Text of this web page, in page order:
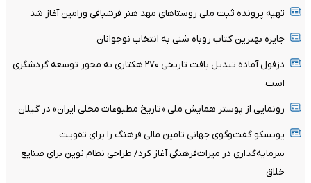
تهیه پرونده ثبت ملی روستاهای مهد هنر فرشبافی ورامین آغاز شد
جایزه بهترین کتاب روباه شنی به انتخاب نوجوانان
دزفول آماده تبدیل بافت تاریخی ۲۷۰ هکتاری به محور توسعه گردشگری
است
رونمایی از پوستر همایش ملی «تاریخ مطبوعات محلی ایران» در گیلان
یونسکو گفت‌وگوی جهانی تامین مالی فرهنگ را برای تقویت
سرمایه‌گذاری در میراث‌فرهنگی آغاز کرد/ طراحی نظام نوین برای صنایع
خلاق